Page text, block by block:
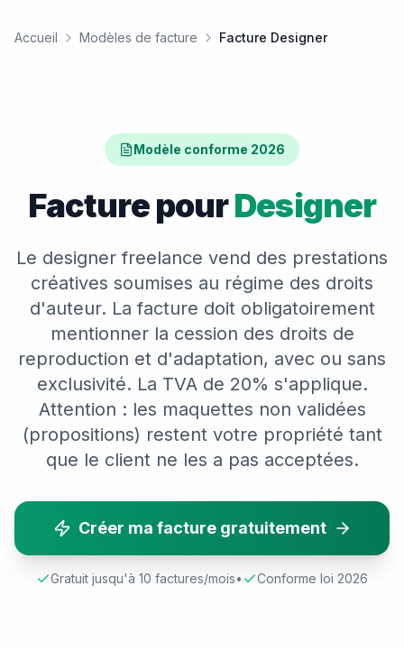
Accueil Modèles de facture Facture Designer
Modèle conforme 2026
Facture pourDesigner
Le designer freelance vend des prestations
créatives soumises au régime des droits
d'auteur. La facture doit obligatoirement
mentionner la cession des droits de
reproduction et d'adaptation, avec ou sans
exclusivité. La TVA de 20% s'applique.
Attention : les maquettes non validées
(propositions) restent votre propriété tant
que le client ne les a pas acceptées.
Créer ma facture gratuitement
Gratuit jusqu'à 10 factures/mois• Conforme loi 2026